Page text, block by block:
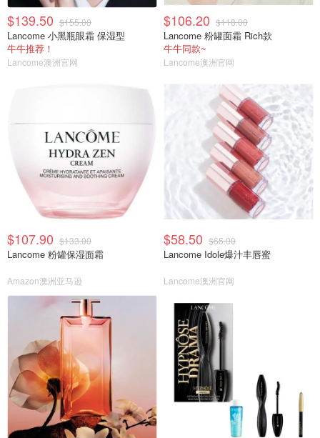
$139.50 $155.00
Lancome 小黑瓶眼霜 保湿型
牛牛推荐！
Lancome澳洲官网
$106.20 $118.00
Lancome 粉罐面霜 Rich款
牛牛同款~
Lancome澳洲官网
$107.90 $133.00
Lancome 粉罐保湿面霜
Amazon澳洲亚马逊
$58.50 $65.00
Lancome Idole爆汁丰唇蜜
Lancome澳洲官网